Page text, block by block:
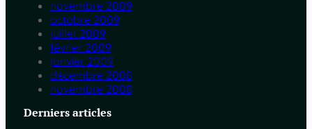
novembre 2009
octobre 2009
juillet 2009
février 2009
janvier 2009
décembre 2008
novembre 2008
Derniers articles